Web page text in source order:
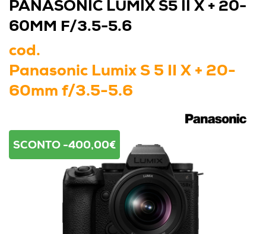
PANASONIC LUMIX S5 II X + 20-
60MM F/3.5-5.6
cod.
Panasonic Lumix S 5 II X + 20-
60mm f/3.5-5.6
SCONTO -400,00€